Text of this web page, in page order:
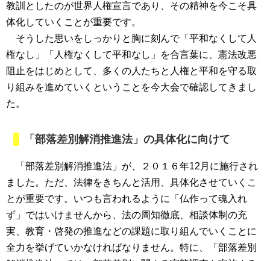
教訓としたのが世界人権宣言であり、その精神を今こそ具
体化していくことが重要です。
そうした思いをしっかりと胸に刻んで「平和なくして人
権なし」「人権なくして平和なし」を合言葉に、憲法改悪
阻止をはじめとして、多くの人たちと人権と平和を守る取
り組みを進めていくということを今大会で確認してきまし
た。
「部落差別解消推進法」の具体化に向けて
「部落差別解消推進法」が、２０１６年12月に施行され
ました。ただ、法律をきちんと活用、具体化させていくこ
とが重要です。いつも言われるように「仏作って魂入れ
ず」ではいけませんから、法の周知徹底、相談体制の充
実、教育・啓発の推進などの課題に取り組んでいくことに
全力を挙げていかなければなりません。特に、「部落差別